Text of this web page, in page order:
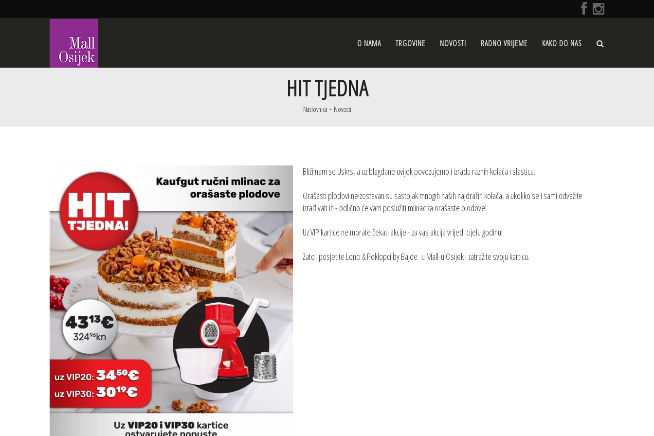
O NAMA TRGOVINE NOVOSTI RADNO VRIJEME KAKO DO NAS
HIT TJEDNA
Naslovnica Novosti
Bliži nam se Uskrs, a uz blagdane uvijek povezujemo i izradu raznih kolača i slastica.
Orašasti plodovi neizostavan su sastojak mnogih naših najdražih kolača, a ukoliko se i sami odvažite
izrađivati ih - odlično će vam poslužiti mlinac za orašaste plodove!
Uz VIP kartice ne morate čekati akcije - za vas akcija vrijedi cijelu godinu!
Zato posjetite Lonci & Poklopci by Bajde u Mall-u Osijek i zatražite svoju karticu.